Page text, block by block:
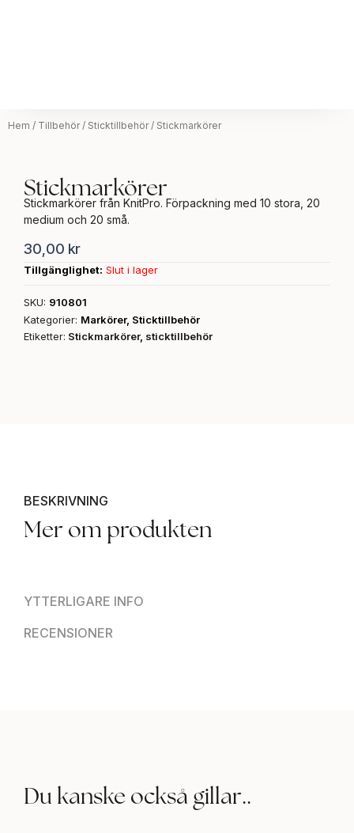
Hem / Tillbehör/ Sticktillbehör/ Stickmarkörer
Stickmarkörer
Stickmarkörer från KnitPro. Förpackning med 10 stora, 20
medium och 20 små.
30,00 kr
Tillgänglighet: Slut i lager
SKU: 910801
Kategorier: Markörer, Sticktillbehör
Etiketter: Stickmarkörer, sticktillbehör
BESKRIVNING
YTTERLIGARE INFO
RECENSIONER
Mer om produkten
Du kanske också gillar..